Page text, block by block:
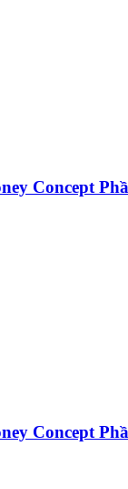
Concept
Concept